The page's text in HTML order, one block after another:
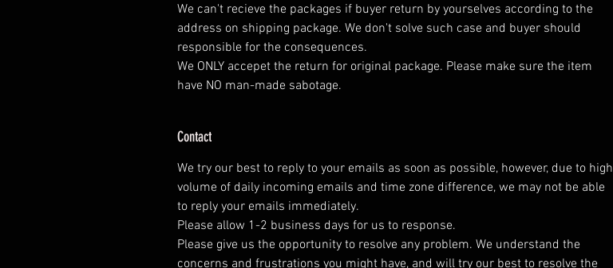
We can't recieve the packages if buyer return by yourselves according to the
address on shipping package. We don't solve such case and buyer should
responsible for the consequences.
We ONLY accepet the return for original package. Please make sure the item
have NO man-made sabotage.
Contact
We try our best to reply to your emails as soon as possible, however, due to high
volume of daily incoming emails and time zone difference, we may not be able
to reply your emails immediately.
Please allow 1-2 business days for us to response.
Please give us the opportunity to resolve any problem. We understand the
concerns and frustrations you might have, and will try our best to resolve the